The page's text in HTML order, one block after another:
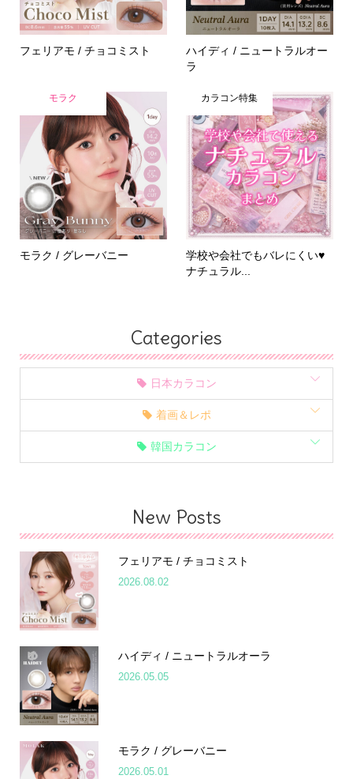
フェリアモ / チョコミスト
ハイディ / ニュートラルオー
ラ
モラク
モラク / グレーバニー
カラコン特集
学校や会社でもバレにくい♥
ナチュラル...
Categories
日本カラコン
着画＆レポ
韓国カラコン
New Posts
フェリアモ / チョコミスト
2026.08.02
ハイディ / ニュートラルオーラ
2026.05.05
モラク / グレーバニー
2026.05.01